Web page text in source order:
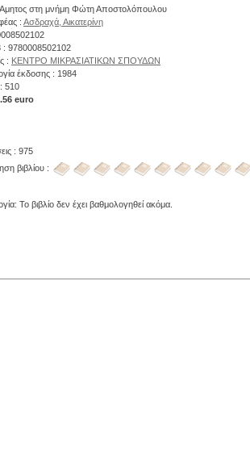
Αμητος στη μνήμη Φώτη Αποστολόπουλου
: Ασδραχά, Αικατερίνη
: 9780008502102
: ΚΕΝΤΡΟ ΜΙΚΡΑΣΙΑΤΙΚΩΝ ΣΠΟΥΔΩΝ
έκδοσης : 1984
: 510
euro
: 975
βιβλίου :
Το βιβλίο δεν έχει βαθμολογηθεί ακόμα.